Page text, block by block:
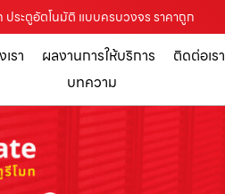
ระตูอัตโนมัติ แบบครบวงจร ราคาถูก
รา ผลงานการให้บริการ ติดต่อเรา
บทความ